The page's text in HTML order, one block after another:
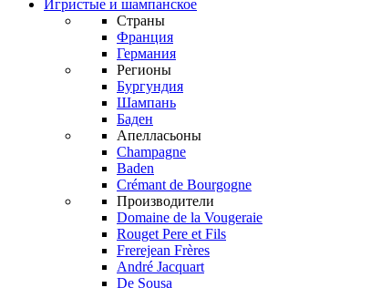
Игристые и шампанское
Страны
Франция
Германия
Регионы
Бургундия
Шампань
Баден
Апелласьоны
Champagne
Baden
Crémant de Bourgogne
Производители
Domaine de la Vougeraie
Rouget Pere et Fils
Frerejean Frères
André Jacquart
De Sousa